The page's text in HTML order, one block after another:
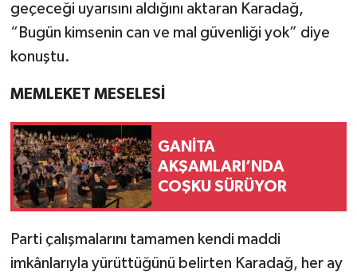
geçeceği uyarısını aldığını aktaran Karadağ,
“Bugün kimsenin can ve mal güvenliği yok” diye
konuştu.
MEMLEKET MESELESİ
GANİTA
AKŞAMLARI’NDA
COŞKU SÜRÜYOR
Parti çalışmalarını tamamen kendi maddi
imkânlarıyla yürüttüğünü belirten Karadağ, her ay